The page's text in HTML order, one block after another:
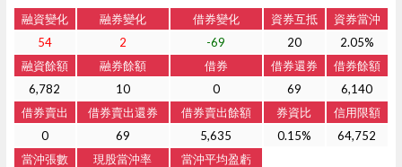
融資變化 融券變化 借券變化 資券互抵
資券當沖
54
2 -69 20
2.05%
融資餘額
融券餘額 借券 借券還券
借券餘額
6,782
10 0 69
6,140
借券賣出
借券賣出還券 借券賣出餘額 券資比
信用限額
0
69 5,635 0.15%
64,752
當沖張數
現股當沖率
當沖平均盈虧